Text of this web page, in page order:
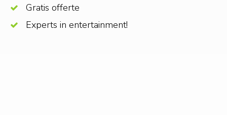
Gratis offerte
Experts in entertainment!